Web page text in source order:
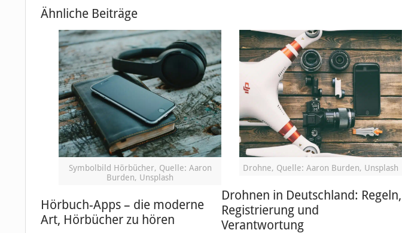
Ähnliche Beiträge
Symbolbild Hörbücher, Quelle: Aaron
Burden, Unsplash
Hörbuch-Apps – die moderne
Art, Hörbücher zu hören
Drohne, Quelle: Aaron Burden, Unsplash
Drohnen in Deutschland: Regeln,
Registrierung und
Verantwortung